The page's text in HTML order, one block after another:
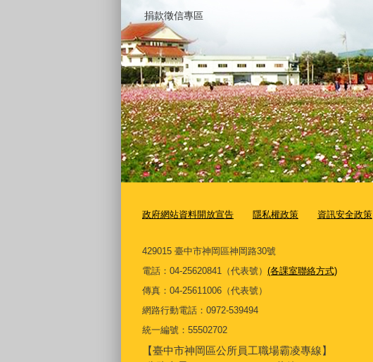
捐款徵信專區
政府網站資料開放宣告 隱私權政策 資訊安全政策
429015 臺中市神岡區神岡路30號
電話：04-25620841（代表號） (各課室聯絡方式)
傳真：04-25611006（代表號）
網路行動電話：0972-539494
統一編號：55502702
【臺中市神岡區公所員工職場霸凌專線】